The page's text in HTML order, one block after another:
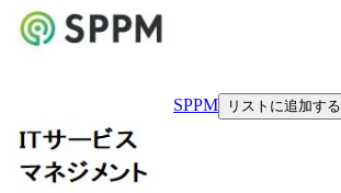
SPPM リストに追加する